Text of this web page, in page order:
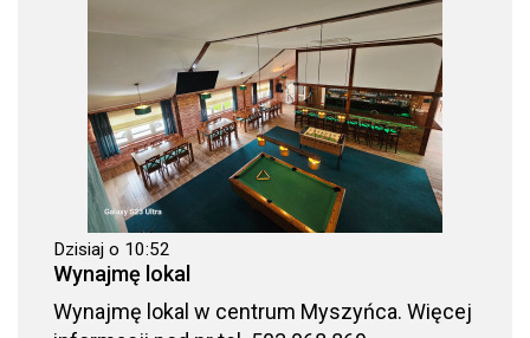
Dzisiaj o 10:52
Wynajmę lokal
Wynajmę lokal w centrum Myszyńca. Więcej